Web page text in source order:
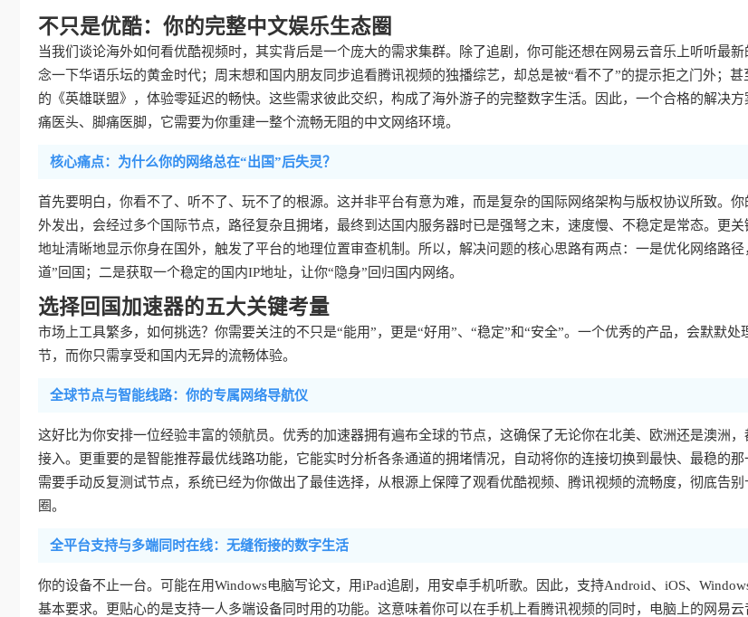
不只是优酷：你的完整中文娱乐生态圈
当我们谈论海外如何看优酷视频时，其实背后是一个庞大的需求集群。除了追剧，你可能还想在网易云音乐上听听最
念一下华语乐坛的黄金时代；周末想和国内朋友同步追看腾讯视频的独播综艺，却总是被“看不了”的提示拒之门外；甚
的《英雄联盟》，体验零延迟的畅快。这些需求彼此交织，构成了海外游子的完整数字生活。因此，一个合格的解决
痛医头、脚痛医脚，它需要为你重建一整个流畅无阻的中文网络环境。
核心痛点：为什么你的网络总在“出国”后失灵？
首先要明白，你看不了、听不了、玩不了的根源。这并非平台有意为难，而是复杂的国际网络架构与版权协议所致。
外发出，会经过多个国际节点，路径复杂且拥堵，最终到达国内服务器时已是强弩之末，速度慢、不稳定是常态。更关
地址清晰地显示你身在国外，触发了平台的地理位置审查机制。所以，解决问题的核心思路有两点：一是优化网络路径
道”回国；二是获取一个稳定的国内IP地址，让你“隐身”回归国内网络。
选择回国加速器的五大关键考量
市场上工具繁多，如何挑选？你需要关注的不只是“能用”，更是“好用”、“稳定”和“安全”。一个优秀的产品，会默默处
节，而你只需享受和国内无异的流畅体验。
全球节点与智能线路：你的专属网络导航仪
这好比为你安排一位经验丰富的领航员。优秀的加速器拥有遍布全球的节点，这确保了无论你在北美、欧洲还是澳洲
接入。更重要的是智能推荐最优线路功能，它能实时分析各条通道的拥堵情况，自动将你的连接切换到最快、最稳的
需要手动反复测试节点，系统已经为你做出了最佳选择，从根源上保障了观看优酷视频、腾讯视频的流畅度，彻底告别
圈。
全平台支持与多端同时在线：无缝衔接的数字生活
你的设备不止一台。可能在用Windows电脑写论文，用iPad追剧，用安卓手机听歌。因此，支持Android、iOS、
基本要求。更贴心的是支持一人多端设备同时用的功能。这意味着你可以在手机上看腾讯视频的同时，电脑上的网易云